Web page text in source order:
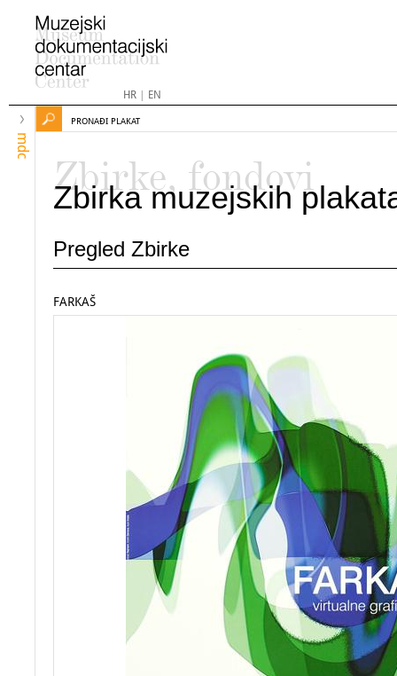
HR| EN
mdc
PRONAĐI PLAKAT
Zbirke, fondovi
Zbirka muzejskih
Pregled Zbirke
FARKAŠ